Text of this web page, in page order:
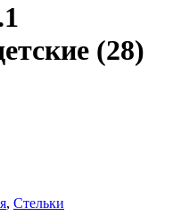
(28)
, Стельки